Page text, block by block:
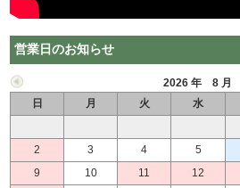
営業日のお知らせ
2026 年 8 月
日
月 火 水
2
3 4 5
9
10 11 12